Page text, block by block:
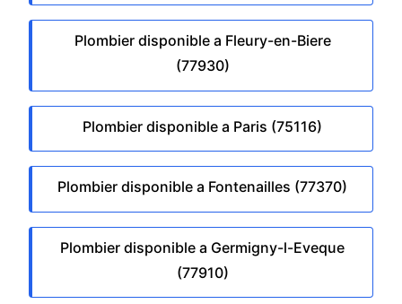
Plombier disponible a Fleury-en-Biere
(77930)
Plombier disponible a Paris (75116)
Plombier disponible a Fontenailles (77370)
Plombier disponible a Germigny-l-Eveque
(77910)